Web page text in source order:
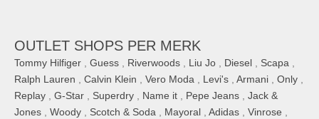
OUTLET SHOPS PER MERK
Tommy Hilfiger , Guess , Riverwoods , Liu Jo , Diesel , Scapa ,
Ralph Lauren , Calvin Klein , Vero Moda , Levi's , Armani , Only ,
Replay , G-Star , Superdry , Name it , Pepe Jeans , Jack &
Jones , Woody , Scotch & Soda , Mayoral , Adidas , Vinrose ,